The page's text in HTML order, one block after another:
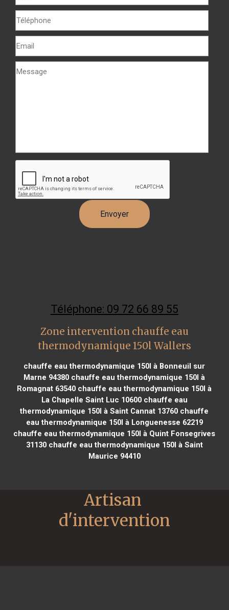
Téléphone: 09 72 66 89 55
Zone intervention chauffe eau
thermodynamique 150l Wallers
chauffe eau thermodynamique 150l à Bonneuil sur
Marne 94380 chauffe eau thermodynamique 150l à
Romagnat 63540 chauffe eau thermodynamique 150l à
La Chapelle Saint Luc 10600chauffe eau
thermodynamique 150l à Saint Cannat 13760 chauffe
eau thermodynamique 150l à Longuenesse 62219
chauffe eau thermodynamique 150l à Quint Fonsegrives
31130chauffe eau thermodynamique 150l à Saint
Maurice 94410
Artisan
d'intervention